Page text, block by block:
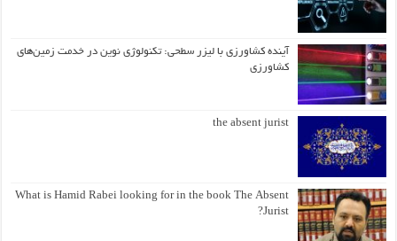
آینده کشاورزی با لیزر سطحی: تکنولوژی نوین در خدمت زمین‌های
کشاورزی
the absent jurist
What is Hamid Rabei looking for in the book The Absent
Jurist?